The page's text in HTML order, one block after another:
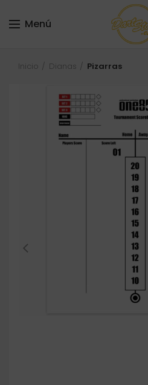
Menú
Inicio Dianas Pizarras